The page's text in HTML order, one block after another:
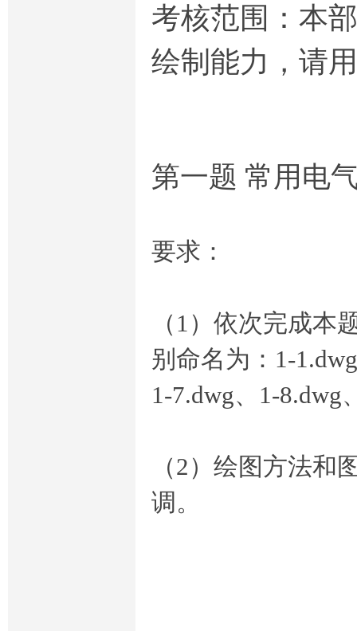
考核范围：本
绘制能力，请
第一题 常用电
要求：
（ 1 ）依次完成本
别命名为： 1-1.dwg
1-7.dwg、 1-8.dwg
（2 ）绘图方法和
调。